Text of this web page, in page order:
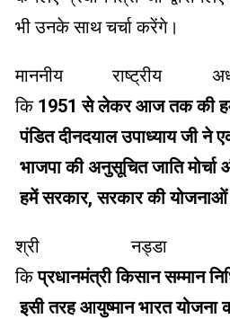
भी उनके साथ चर्चा करेंगे।
माननीय
कि 1951सेलेकर आज तक की
पंडित दीनदयाल उपाध्याय जी ने
भाजपा की अनुसूचित जाति
हमें सरकार,सरकारकी योजनाओं
श्री
किप्रधानमंत्रीकिसान सम्मान
इसी तरह आयुष्मान भारत योजना